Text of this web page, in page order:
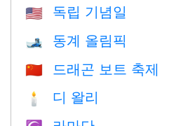
🇺🇸 독립 기념일
🎿 동계 올림픽
🇨🇳 드래곤 보트 축제
🕯 디 왈리